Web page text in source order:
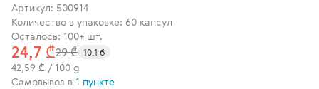
Артикул: 500914
Количество в упаковке: 60 капсул
Осталось: 100+ шт.
24,7 ₾29 ₾ 10.1 б
42,59 ₾ / 100 g
Самовывоз в 1 пункте